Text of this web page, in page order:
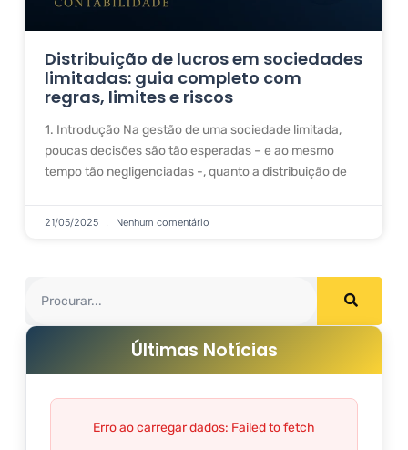
Distribuição de lucros em sociedades
limitadas: guia completo com
regras, limites e riscos
1. Introdução Na gestão de uma sociedade limitada,
poucas decisões são tão esperadas – e ao mesmo
tempo tão negligenciadas -, quanto a distribuição de
21/05/2025 Nenhum comentário
Últimas Notícias
Erro ao carregar dados: Failed to fetch